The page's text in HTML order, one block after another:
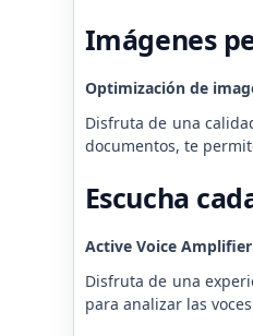
Imágenes
Optimización de
Disfruta de una
documentos, te
Escucha
Active Voice
Disfruta de una
para analizar las